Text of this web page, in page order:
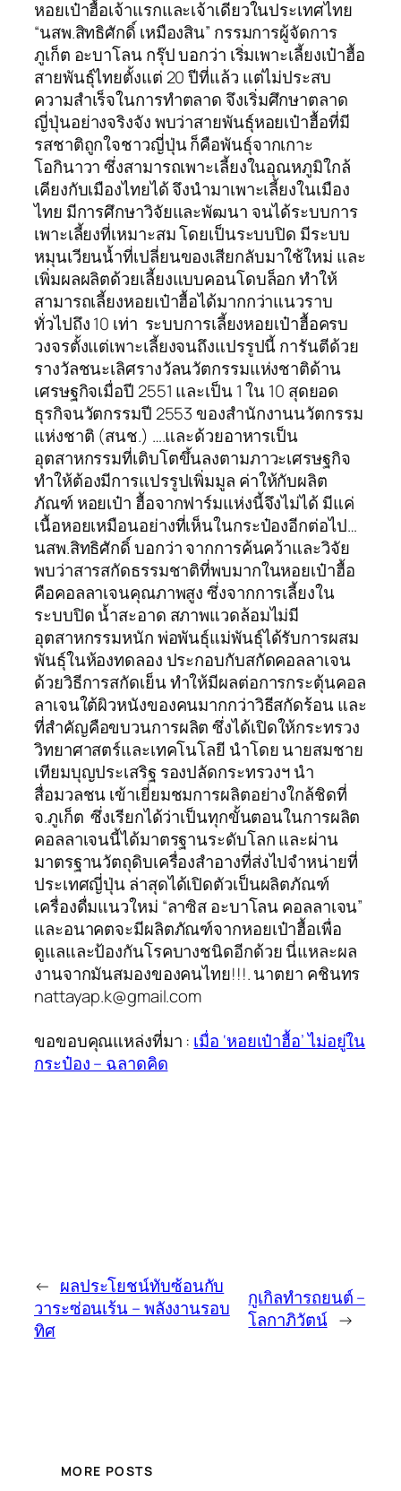
หอยเป๋าฮื้อเจ้าแรกและเจ้าเดียวในประเทศไทย
“นสพ.สิทธิศักดิ์ เหมืองสิน” กรรมการผู้จัดการ
ภูเก็ต อะบาโลน กรุ๊ป บอกว่า เริ่มเพาะเลี้ยงเป๋าฮื้อ
สายพันธุ์ไทยตั้งแต่ 20 ปีที่แล้ว แต่ไม่ประสบ
ความสำเร็จในการทำตลาด จึงเริ่มศึกษาตลาด
ญี่ปุ่นอย่างจริงจัง พบว่าสายพันธุ์หอยเป๋าฮื้อที่มี
รสชาติถูกใจชาวญี่ปุ่น ก็คือพันธุ์จากเกาะ
โอกินาวา ซึ่งสามารถเพาะเลี้ยงในอุณหภูมิใกล้
เคียงกับเมืองไทยได้ จึงนำมาเพาะเลี้ยงในเมือง
ไทย มีการศึกษาวิจัยและพัฒนา จนได้ระบบการ
เพาะเลี้ยงที่เหมาะสม โดยเป็นระบบปิด มีระบบ
หมุนเวียนน้ำที่เปลี่ยนของเสียกลับมาใช้ใหม่ และ
เพิ่มผลผลิตด้วยเลี้ยงแบบคอนโดบล็อก ทำให้
สามารถเลี้ยงหอยเป๋าฮื้อได้มากกว่าแนวราบ
ทั่วไปถึง 10 เท่า ระบบการเลี้ยงหอยเป๋าฮื้อครบ
วงจรตั้งแต่เพาะเลี้ยงจนถึงแปรรูปนี้ การันตีด้วย
รางวัลชนะเลิศรางวัลนวัตกรรมแห่งชาติด้าน
เศรษฐกิจเมื่อปี 2551 และเป็น 1 ใน 10 สุดยอด
ธุรกิจนวัตกรรมปี 2553 ของสำนักงานนวัตกรรม
แห่งชาติ (สนช.) ….และด้วยอาหารเป็น
อุตสาหกรรมที่เติบโตขึ้นลงตามภาวะเศรษฐกิจ
ทำให้ต้องมีการแปรรูปเพิ่มมูล ค่าให้กับผลิต
ภัณฑ์ หอยเป๋า ฮื้อจากฟาร์มแห่งนี้จึงไม่ได้ มีแค่
เนื้อหอยเหมือนอย่างที่เห็นในกระป๋องอีกต่อไป…
นสพ.สิทธิศักดิ์ บอกว่า จากการค้นคว้าและวิจัย
พบว่าสารสกัดธรรมชาติที่พบมากในหอยเป๋าฮื้อ
คือคอลลาเจนคุณภาพสูง ซึ่งจากการเลี้ยงใน
ระบบปิด น้ำสะอาด สภาพแวดล้อมไม่มี
อุตสาหกรรมหนัก พ่อพันธุ์แม่พันธุ์ได้รับการผสม
พันธุ์ในห้องทดลอง ประกอบกับสกัดคอลลาเจน
ด้วยวิธีการสกัดเย็น ทำให้มีผลต่อการกระตุ้นคอล
ลาเจนใต้ผิวหนังของคนมากกว่าวิธีสกัดร้อน และ
ที่สำคัญคือขบวนการผลิต ซึ่งได้เปิดให้กระทรวง
วิทยาศาสตร์และเทคโนโลยี นำโดย นายสมชาย
เทียมบุญประเสริฐ รองปลัดกระทรวงฯ นำ
สื่อมวลชน เข้าเยี่ยมชมการผลิตอย่างใกล้ชิดที่
จ.ภูเก็ต ซึ่งเรียกได้ว่าเป็นทุกขั้นตอนในการผลิต
คอลลาเจนนี้ได้มาตรฐานระดับโลก และผ่าน
มาตรฐานวัตถุดิบเครื่องสำอางที่ส่งไปจำหน่ายที่
ประเทศญี่ปุ่น ล่าสุดได้เปิดตัวเป็นผลิตภัณฑ์
เครื่องดื่มแนวใหม่ “ลาซิส อะบาโลน คอลลาเจน”
และอนาคตจะมีผลิตภัณฑ์จากหอยเป๋าฮื้อเพื่อ
ดูแลและป้องกันโรคบางชนิดอีกด้วย นี่แหละผล
งานจากมันสมองของคนไทย!!!. นาตยา คชินทร
nattayap.k@gmail.com
ขอขอบคุณแหล่งที่มา : เมื่อ ‘หอยเป๋าฮื้อ’ ไม่อยู่ใน
กระป๋อง – ฉลาดคิด
← ผลประโยชน์ทับซ้อนกับ
วาระซ่อนเร้น – พลังงานรอบ
ทิศ
กูเกิลทำรถยนต์ –
โลกาภิวัตน์ →
MORE POSTS